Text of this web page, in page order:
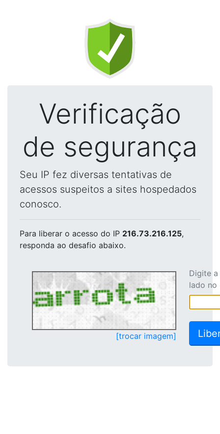
Verificação
de segurança
Seu IP fez diversas tentativas de
acessos suspeitos a sites hospedados
conosco.
Para liberar o acesso do IP 216.73.216.125,
responda ao desafio abaixo.
[trocar imagem]
Digite
lado no